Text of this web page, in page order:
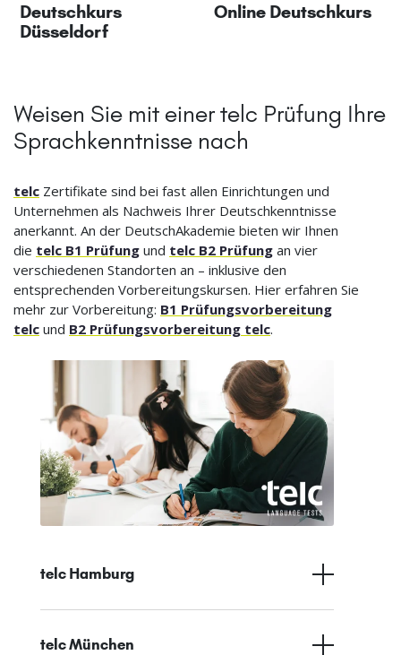
Deutschkurs
Düsseldorf
Online Deutschkurs
Weisen Sie mit einer telc Prüfung Ihre
Sprachkenntnisse nach
telc Zertifikate sind bei fast allen Einrichtungen und
Unternehmen als Nachweis Ihrer Deutschkenntnisse
anerkannt. An der DeutschAkademie bieten wir Ihnen
die telc B1 Prüfung und telc B2 Prüfung an vier
verschiedenen Standorten an – inklusive den
entsprechenden Vorbereitungskursen. Hier erfahren Sie
mehr zur Vorbereitung: B1 Prüfungsvorbereitung
telc und B2 Prüfungsvorbereitung telc.
telc Hamburg
telc München